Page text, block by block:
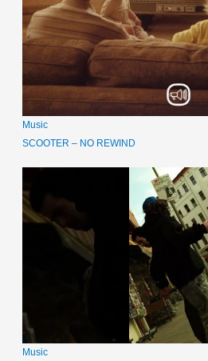
Music
SCOOTER – NO REWIND
Music